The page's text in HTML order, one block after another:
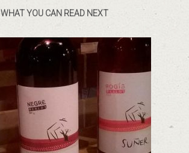
WHAT YOU CAN READ NEXT